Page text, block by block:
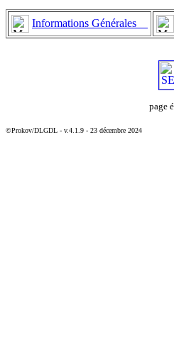
Informations Générales
page
©Prokov/DLGDL - v.4.1.9 - 23 décembre 2024